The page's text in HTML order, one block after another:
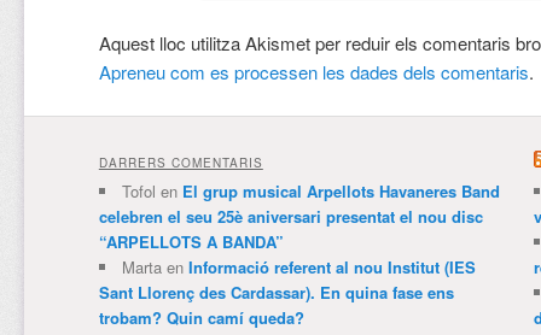
Aquest lloc utilitza Akismet per reduir els comentaris
Apreneu com es processen les dades dels comentaris.
DARRERS COMENTARIS
Tofol en El grup musical Arpellots Havaneres Band
celebren el seu 25è aniversari presentat el nou disc
“ARPELLOTS A BANDA”
Martaen Informació referent al nou Institut (IES
Sant Llorenç des Cardassar). En quina fase ens
trobam? Quin camí queda?